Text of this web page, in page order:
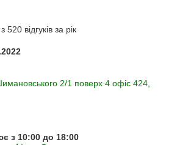
відгуків за рік
2/1 поверх 4 офіс 424,
з 10:00 до 18:00